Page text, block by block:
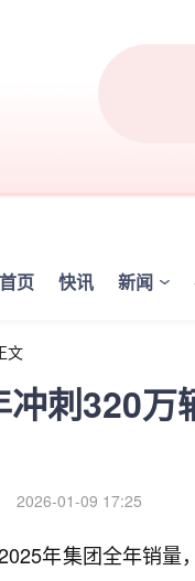
首页 快讯 新闻
文
刺320
2026-01-09 17:25
年集团全年销